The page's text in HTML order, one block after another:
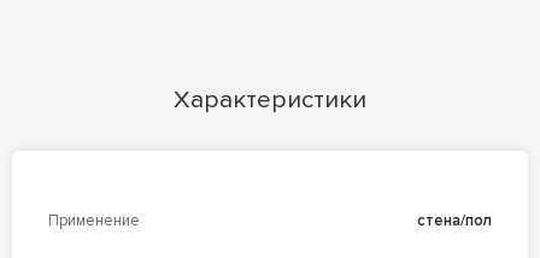
Характеристики
Применение стена/пол